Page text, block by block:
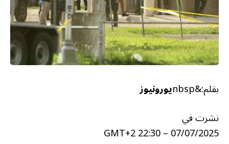
بقلم:&nbsp
يورونيوز
نشرت في
07/07/2025 – 22:30 GMT+2